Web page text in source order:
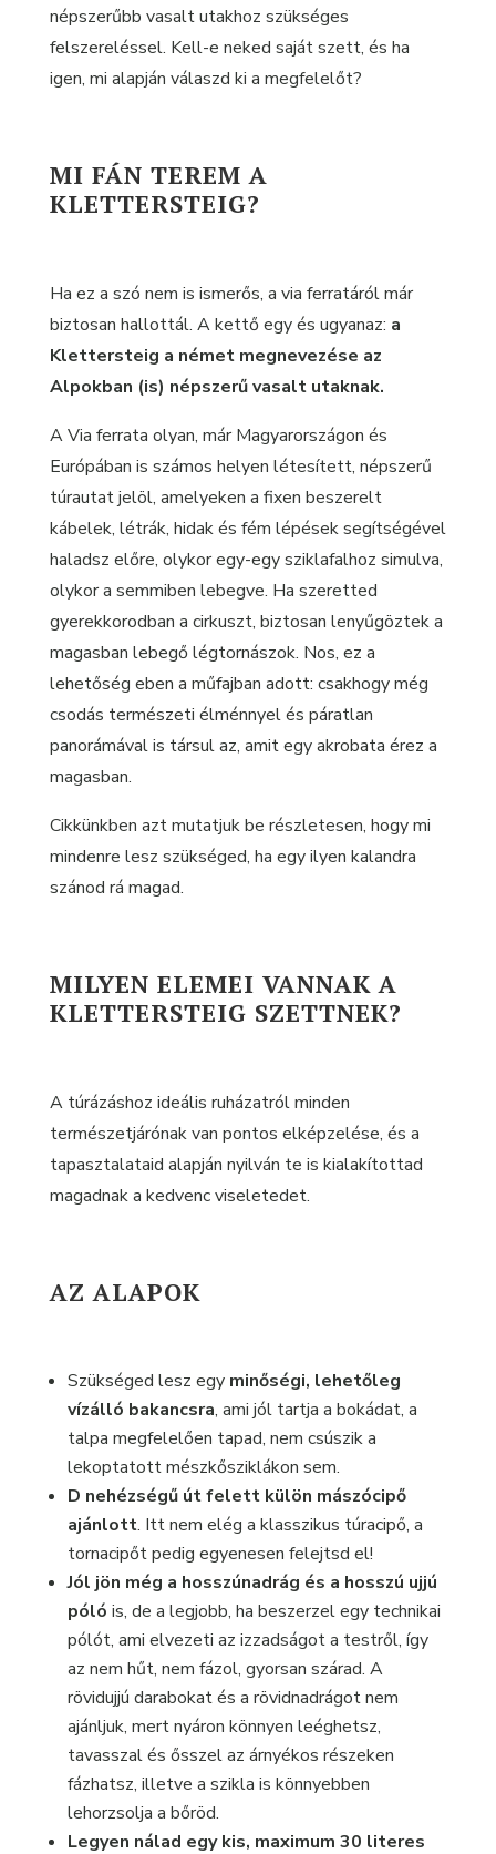
népszerűbb vasalt utakhoz szükséges
felszereléssel. Kell-e neked saját szett, és ha
igen, mi alapján válaszd ki a megfelelőt?
MI FÁN TEREM A
KLETTERSTEIG?
Ha ez a szó nem is ismerős, a via ferratáról már
biztosan hallottál. A kettő egy és ugyanaz: a
Klettersteig a német megnevezése az
Alpokban (is) népszerű vasalt utaknak.
A Via ferrata olyan, már Magyarországon és
Európában is számos helyen létesített, népszerű
túrautat jelöl, amelyeken a fixen beszerelt
kábelek, létrák, hidak és fém lépések segítségével
haladsz előre, olykor egy-egy sziklafalhoz simulva,
olykor a semmiben lebegve. Ha szeretted
gyerekkorodban a cirkuszt, biztosan lenyűgöztek a
magasban lebegő légtornászok. Nos, ez a
lehetőség eben a műfajban adott: csakhogy még
csodás természeti élménnyel és páratlan
panorámával is társul az, amit egy akrobata érez a
magasban.
Cikkünkben azt mutatjuk be részletesen, hogy mi
mindenre lesz szükséged, ha egy ilyen kalandra
szánod rá magad.
MILYEN ELEMEI VANNAK A
KLETTERSTEIG SZETTNEK?
A túrázáshoz ideális ruházatról minden
természetjárónak van pontos elképzelése, és a
tapasztalataid alapján nyilván te is kialakítottad
magadnak a kedvenc viseletedet.
AZ ALAPOK
Szükséged lesz egy minőségi, lehetőleg
vízálló bakancsra, ami jól tartja a bokádat, a
talpa megfelelően tapad, nem csúszik a
lekoptatott mészkősziklákon sem.
D nehézségű út felett külön mászócipő
ajánlott. Itt nem elég a klasszikus túracipő, a
tornacipőt pedig egyenesen felejtsd el!
Jól jön még a hosszúnadrág és a hosszú ujjú
póló is, de a legjobb, ha beszerzel egy technikai
pólót, ami elvezeti az izzadságot a testről, így
az nem hűt, nem fázol, gyorsan szárad. A
rövidujjú darabokat és a rövidnadrágot nem
ajánljuk, mert nyáron könnyen leéghetsz,
tavasszal és ősszel az árnyékos részeken
fázhatsz, illetve a szikla is könnyebben
lehorzsolja a bőröd.
Legyen nálad egy kis, maximum 30 literes